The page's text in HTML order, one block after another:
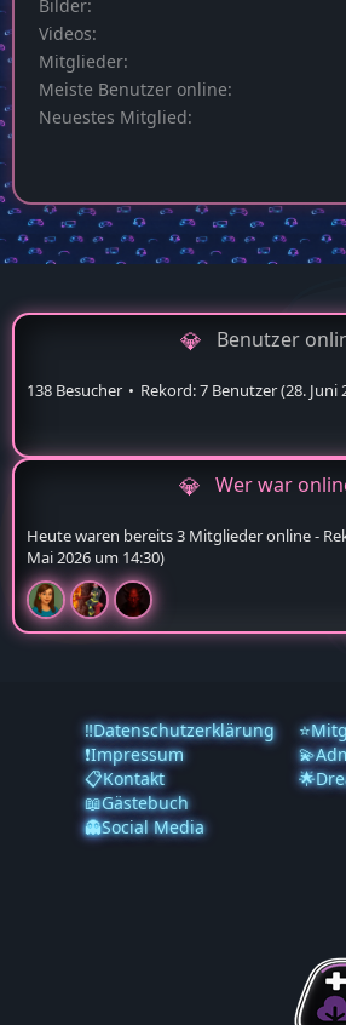
Bilder
Videos
Mitglieder
Meiste Benutzer online
Neuestes Mitglied
Benutzer
138 Besucher Rekord: 7 Benutzer (28. Juni
Wer war
Heute waren bereits 3 Mitglieder online -
Mai 2026 um 14:30)
‼️Datenschutzerklärung
❗️Impressum
📋Kontakt
📖Gästebuch
👻Social Media